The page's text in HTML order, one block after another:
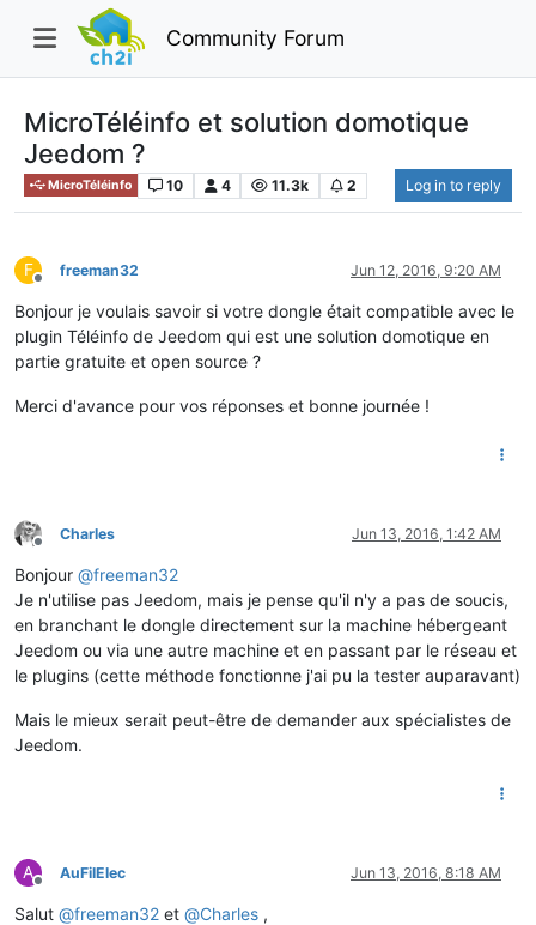
Community Forum
MicroTéléinfo et solution domotique
Jeedom ?
MicroTéléinfo 10 4 11.3k 2 Log in to reply
F
Offline
freeman32 Jun 12, 2016, 9:20 AM
Bonjour je voulais savoir si votre dongle était compatible avec le
plugin Téléinfo de Jeedom qui est une solution domotique en
partie gratuite et open source ?
Merci d'avance pour vos réponses et bonne journée !
Offline
Charles Jun 13, 2016, 1:42 AM
Bonjour @freeman32
Je n'utilise pas Jeedom, mais je pense qu'il n'y a pas de soucis,
en branchant le dongle directement sur la machine hébergeant
Jeedom ou via une autre machine et en passant par le réseau et
le plugins (cette méthode fonctionne j'ai pu la tester auparavant)
Mais le mieux serait peut-être de demander aux spécialistes de
Jeedom.
A
Offline
AuFilElec Jun 13, 2016, 8:18 AM
Salut @freeman32 et @Charles ,